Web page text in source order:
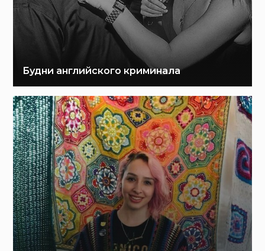
Будни английского криминала